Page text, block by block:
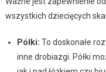
wszystkich dziecięcych
Półki: To doskonałe
inne drobiazgi. Półki